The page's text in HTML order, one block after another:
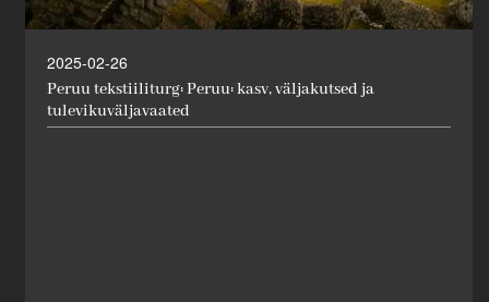
2025-02-26
Peruu tekstiiliturg: Peruu: kasv, väljakutsed ja
tulevikuväljavaated